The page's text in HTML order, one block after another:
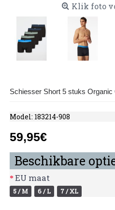
Klik foto
Schiesser Short 5 stuks Organic
Model: 183214-908
59,95€
Beschikbare
EU maat
5 / M 6 / L 7 / XL